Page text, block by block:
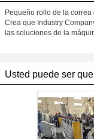
Pequeño rollo de la
Crea que Industry
las soluciones de la
Usted puede ser